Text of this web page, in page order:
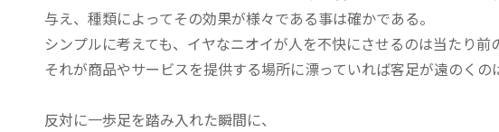
与え、種類によってその効果が様々である事は確かである。
シンプルに考えても、イヤなニオイが人を不快にさせるのは当たり前
それが商品やサービスを提供する場所に漂っていれば客足が遠のくの
反対に一歩足を踏み入れた瞬間に、